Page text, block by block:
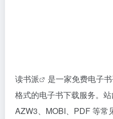
读书派
是一家免费电子
格式的电子书下载服务。站
AZW3、MOBI、PDF 等常